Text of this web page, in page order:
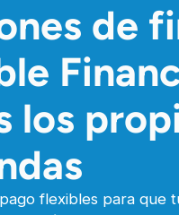
de
los
flexibles para que